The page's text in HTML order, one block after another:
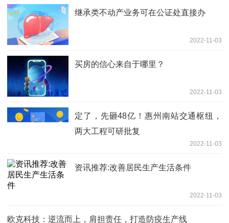
继承类不动产业务可在公证处直接办
2022-11-03
买房的信心来自于哪里？
2022-11-03
定了，先砸48亿！惠州南站交通枢纽，
两大工程可研批复
2022-11-03
资讯推荐:改善居民生产生活条件
2022-11-03
欧克科技：逆流而上，肩担责任，打造防疫生产线